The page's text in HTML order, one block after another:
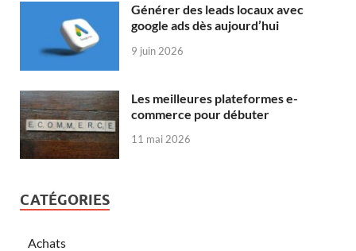
Générer des leads locaux avec
google ads dès aujourd’hui
9 juin 2026
Les meilleures plateformes e-
commerce pour débuter
11 mai 2026
CATÉGORIES
Achats